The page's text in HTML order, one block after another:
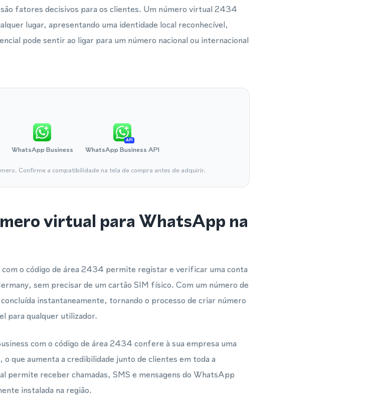
fatores decisivos para os clientes. Um número virtual 2434
lugar, apresentando uma identidade local reconhecível,
pode sentir ao ligar para um número nacional ou internacional
WhatsApp Business
API
WhatsApp Business API
Confirme a compatibilidade na tela de compra antes de adquirir.
virtual para WhatsApp na
o código de área 2434 permite registar e verificar uma conta
sem precisar de um cartão SIM físico. Com um número de
instantaneamente, tornando o processo de criar número
para qualquer utilizador.
com o código de área 2434 confere à sua empresa uma
que aumenta a credibilidade junto de clientes em toda a
permite receber chamadas, SMS e mensagens do WhatsApp
instalada na região.